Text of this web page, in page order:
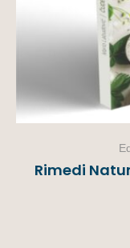
Rimedi